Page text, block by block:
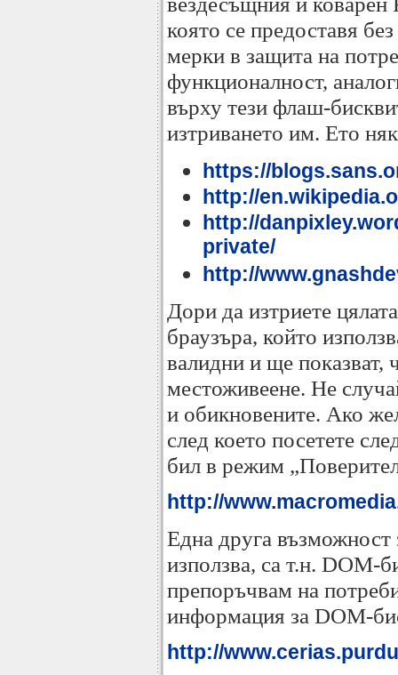
която се предоставя
мерки в защита на
функционалност,
върху тези флаш-
изтриването им. Ето
https://
http://
http://
private/
http://
Дори да изтриете
браузъра, който
валидни и ще показват,
местоживеене. Не
и обикновените. Ако
след което посетете
бил в режим
http://
Една друга възможност
използва, са т.н. DOM-
препоръчвам на
информация за DOM-
http://